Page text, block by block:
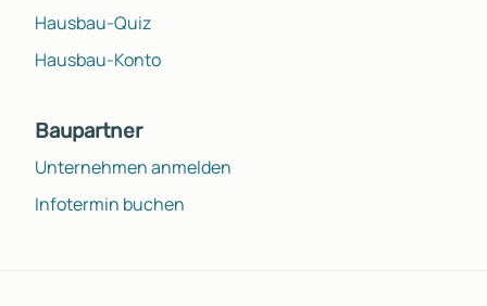
Hausbau-Quiz
Hausbau-Konto
Baupartner
Unternehmen anmelden
Infotermin buchen